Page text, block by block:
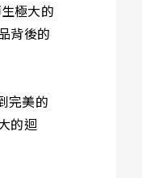
極大的
背後的
完美的
的迴